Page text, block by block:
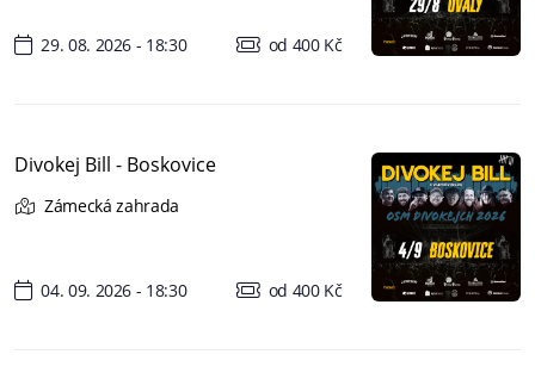
29. 08. 2026 - 18:30 od 400 Kč
Divokej Bill - Boskovice
Zámecká zahrada
04. 09. 2026 - 18:30 od 400 Kč